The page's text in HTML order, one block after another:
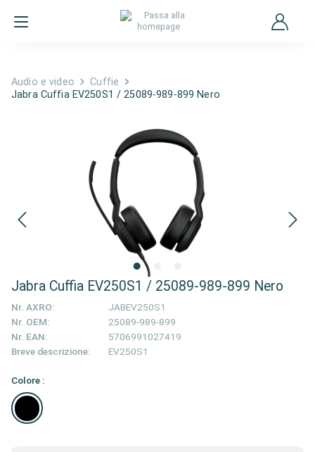
Audio e video
Cuffie
Jabra Cuffia EV250S1 / 25089-989-899 Nero
Jabra Cuffia EV250S1 / 25089-989-899 Nero
Nr. AXRO:
JABEV250S1
Nr. OEM:
25089-989-899
Nr. EAN:
5706991027419
Breve descrizione:
EV250S1
Colore :